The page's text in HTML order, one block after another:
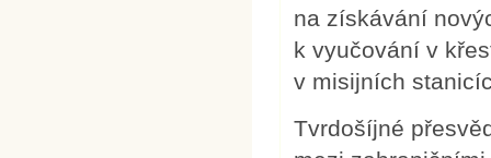
na získávání
k vyučování v
v misijních
Tvrdošíjné